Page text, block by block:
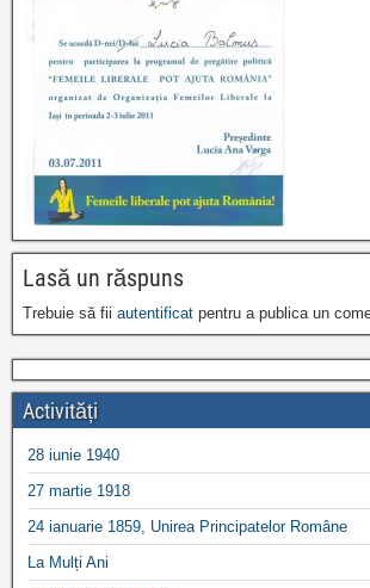
Lasă un răspuns
Trebuie să fii autentificat pentru a publica un
Activități
28 iunie 1940
27 martie 1918
24 ianuarie 1859, Unirea Principatelor Române
La Mulți Ani